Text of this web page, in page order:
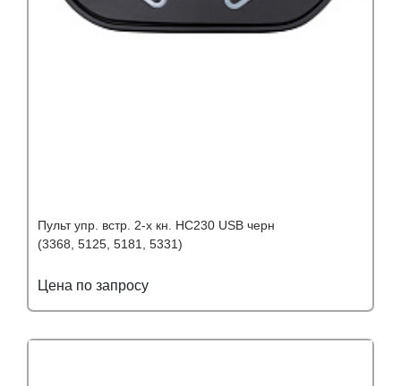
Пульт упр. встр. 2-х кн. HC230 USB черн
(3368, 5125, 5181, 5331)
Цена по запросу